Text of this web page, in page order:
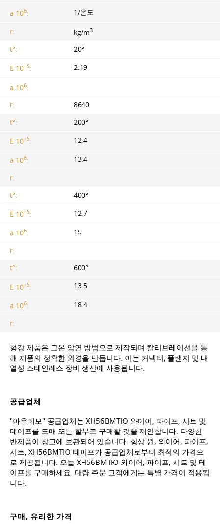
a 106: 1/온도
r: kg/m3
t°: 20°
E 10−5: 2.19
a 106:
r:
8640
t°:
200°
E 10−5: 12.4
a 106: 13.4
r:
t°:
400°
E 10−5: 12.7
a 106: 15
r:
t°:
600°
E 10−5: 13.5
a 106: 18.4
r:
형강 제품은 고온 압연 방법으로 제작되며 칼리브레이션을 통
해 제품의 정확한 외경을 만듭니다. 이는 커넥터, 플랜지 및 내
열성 스테인레스 장비 생산에 사용됩니다.
공급업체
"아우레모" 공급업체는 ХН56ВМТЮ 와이어, 파이프, 시트 및
테이프를 도매 또는 할부로 구매할 것을 제안합니다. 다양한
반제품이 창고에 보관되어 있습니다. 항상 원, 와이어, 파이프,
시트, ХН56ВМТЮ 테이프가 공급업체로부터 최적의 가격으
로 제공됩니다. 오늘 ХН56ВМТЮ 와이어, 파이프, 시트 및 테
이프를 구매하세요. 대량 주문 고객에게는 특별 가격이 적용됩
니다.
구매, 유리한 가격